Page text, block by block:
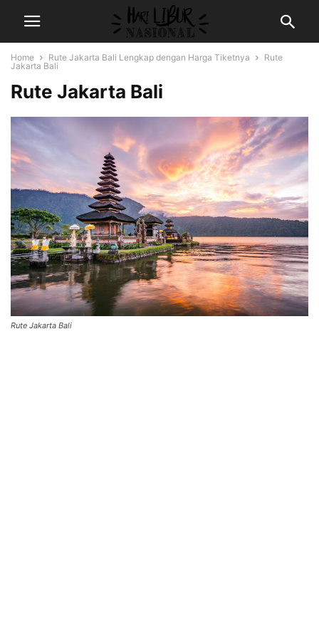
Home Rute Jakarta Bali Lengkap dengan Harga Tiketnya
Rute
Jakarta Bali
Rute Jakarta Bali
Rute Jakarta Bali